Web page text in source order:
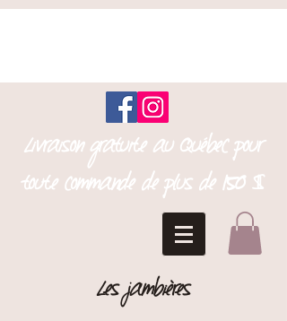
Livraison gratuite au Québec pour
toute commande de plus de 150 $
Les jambières